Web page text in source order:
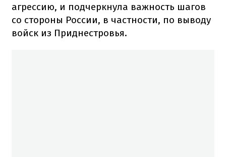
агрессию, и подчеркнула важность шагов
со стороны России, в частности, по выводу
войск из Приднестровья.